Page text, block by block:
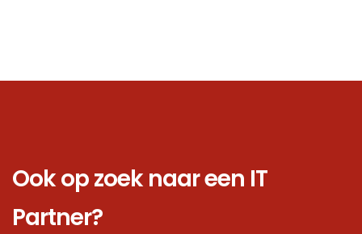
Ook op zoek naar een IT
Partner?